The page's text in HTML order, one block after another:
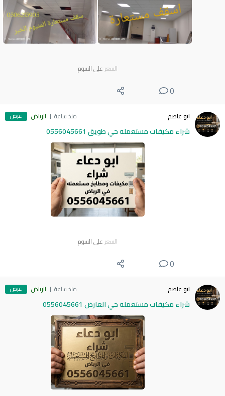
السعر على السوم
0
ابو عاصم منذ ساعة الرياض عرض
شراء مكيفات مستعمله حي طويق 0556045661
السعر على السوم
0
ابو عاصم منذ ساعة الرياض عرض
شراء مكيفات مستعمله حي العارض 0556045661